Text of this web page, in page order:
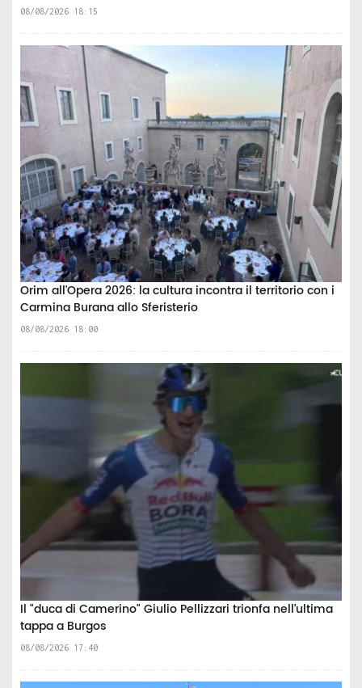
08/08/2026 18:15
Orim all'Opera 2026: la cultura incontra il territorio con i
Carmina Burana allo Sferisterio
08/08/2026 18:00
Il "duca di Camerino" Giulio Pellizzari trionfa nell’ultima
tappa a Burgos
08/08/2026 17:40